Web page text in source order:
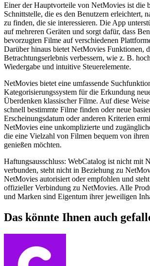
Einer der Hauptvorteile von NetMovies ist die
Schnittstelle, die es den Benutzern erleichtert,
zu finden, die sie interessieren. Die App
auf mehreren Geräten und sorgt dafür, dass
bevorzugten Filme auf verschiedenen
Darüber hinaus bietet NetMovies Funktionen,
Betrachtungserlebnis verbessern, wie z. B.
Wiedergabe und intuitive Steuerelemente.
NetMovies bietet eine umfassende
Kategorisierungssystem für die Erkundung
Überdenken klassischer Filme. Auf diese
schnell bestimmte Filme finden oder neue
Erscheinungsdatum oder anderen Kriterien
NetMovies eine unkomplizierte und
die eine Vielzahl von Filmen bequem von ihren
genießen möchten.
Haftungsausschluss: WebCatalog ist nicht mit
verbunden, steht nicht in Beziehung zu
NetMovies autorisiert oder empfohlen und
offizieller Verbindung zu NetMovies. Alle
und Marken sind Eigentum ihrer jeweiligen
Das könnte Ihnen auch